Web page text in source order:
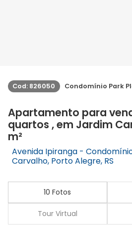
Cod: 826050 Condomínio Park
Apartamento para
quartos , em Jardim
m²
Avenida Ipiranga -
Carvalho, Porto Alegre, RS
10 Fotos
Tour Virtual